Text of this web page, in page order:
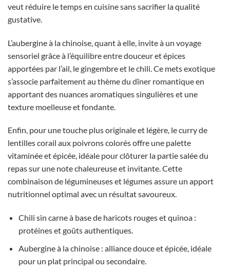
veut réduire le temps en cuisine sans sacrifier la qualité
gustative.
L’aubergine à la chinoise, quant à elle, invite à un voyage
sensoriel grâce à l’équilibre entre douceur et épices
apportées par l’ail, le gingembre et le chili. Ce mets exotique
s’associe parfaitement au thème du dîner romantique en
apportant des nuances aromatiques singulières et une
texture moelleuse et fondante.
Enfin, pour une touche plus originale et légère, le curry de
lentilles corail aux poivrons colorés offre une palette
vitaminée et épicée, idéale pour clôturer la partie salée du
repas sur une note chaleureuse et invitante. Cette
combinaison de légumineuses et légumes assure un apport
nutritionnel optimal avec un résultat savoureux.
Chili sin carne à base de haricots rouges et quinoa :
protéines et goûts authentiques.
Aubergine à la chinoise : alliance douce et épicée, idéale
pour un plat principal ou secondaire.